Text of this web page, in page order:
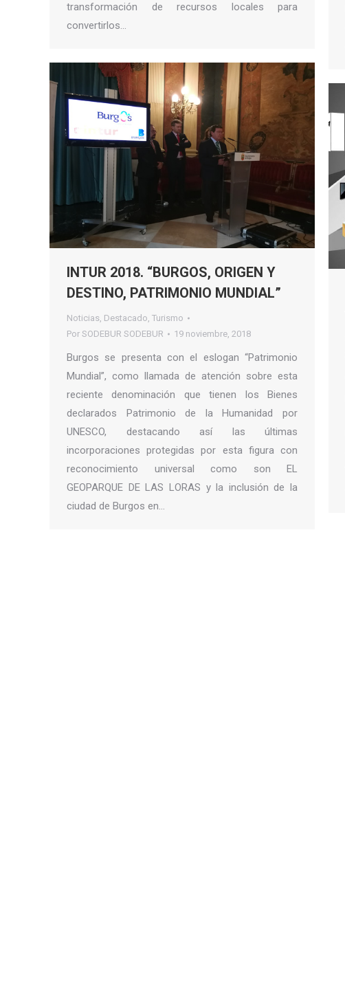
transformación de recursos locales para
convertirlos…
INTUR 2018. “BURGOS, ORIGEN Y
DESTINO, PATRIMONIO MUNDIAL”
Noticias, Destacado, Turismo
Por SODEBUR SODEBUR 19 noviembre, 2018
Burgos se presenta con el eslogan “Patrimonio
Mundial”, como llamada de atención sobre esta
reciente denominación que tienen los Bienes
declarados Patrimonio de la Humanidad por
UNESCO, destacando así las últimas
incorporaciones protegidas por esta figura con
reconocimiento universal como son EL
GEOPARQUE DE LAS LORAS y la inclusión de la
ciudad de Burgos en…